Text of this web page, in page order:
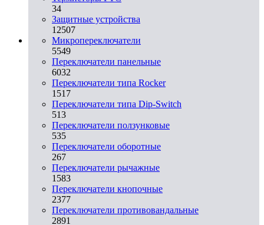
34
Защитные устройства
12507
Микропереключатели
5549
Переключатели панельные
6032
Переключатели типа Rocker
1517
Переключатели типа Dip-Switch
513
Переключатели ползунковые
535
Переключатели оборотные
267
Переключатели рычажные
1583
Переключатели кнопочные
2377
Переключатели противовандальные
2891